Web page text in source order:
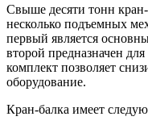
Свыше десяти тонн
несколько подъемных
первый является
второй предназначен
комплект позволяет
оборудование.
Кран-балка имеет